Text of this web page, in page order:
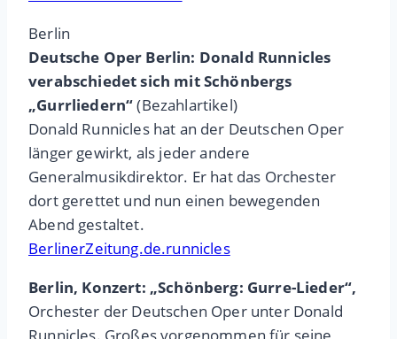
Berlin
Deutsche Oper Berlin: Donald Runnicles
verabschiedet sich mit Schönbergs
„Gurrliedern“(Bezahlartikel)
Donald Runnicles hat an der Deutschen Oper
länger gewirkt, als jeder andere
Generalmusikdirektor. Er hat das Orchester
dort gerettet und nun einen bewegenden
Abend gestaltet.
BerlinerZeitung.de.runnicles
Berlin, Konzert: „Schönberg: Gurre-Lieder“,
Orchester der Deutschen Oper unter Donald